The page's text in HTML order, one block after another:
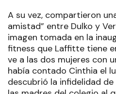
mudarse de Nordelta a
está destruida, la está
También confirmé de
la puerta y los encontró
amor. Lo peor de todo es
entre ellas y las familias,
que se conocieron iban
Gisela, Gago, esta mujer